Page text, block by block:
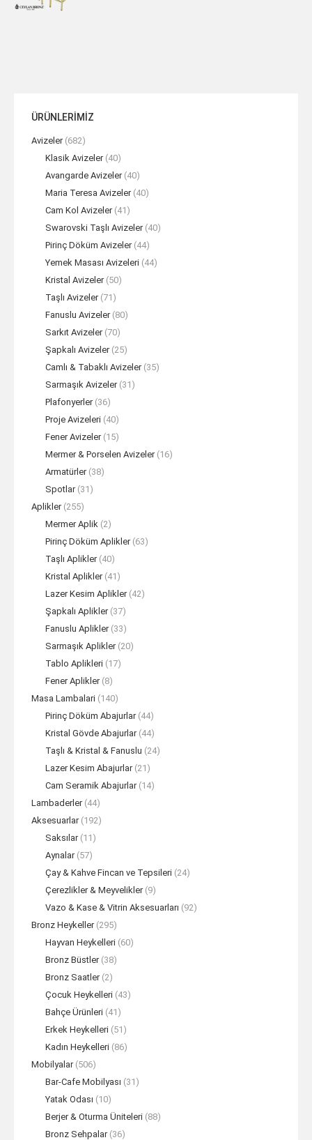
ÜRÜNLERİMİZ
Avizeler (682)
Klasik Avizeler (40)
Avangarde Avizeler (40)
Maria Teresa Avizeler (40)
Cam Kol Avizeler (41)
Swarovski Taşlı Avizeler (40)
Pirinç Döküm Avizeler (44)
Yemek Masası Avizeleri (44)
Kristal Avizeler (50)
Taşlı Avizeler (71)
Fanuslu Avizeler (80)
Sarkıt Avizeler (70)
Şapkalı Avizeler (25)
Camlı & Tabaklı Avizeler (35)
Sarmaşık Avizeler (31)
Plafonyerler (36)
Proje Avizeleri (40)
Fener Avizeler (15)
Mermer & Porselen Avizeler (16)
Armatürler (38)
Spotlar (31)
Aplikler (255)
Mermer Aplik (2)
Pirinç Döküm Aplikler (63)
Taşlı Aplikler (40)
Kristal Aplikler (41)
Lazer Kesim Aplikler (42)
Şapkalı Aplikler (37)
Fanuslu Aplikler (33)
Sarmaşık Aplikler (20)
Tablo Aplikleri (17)
Fener Aplikler (8)
Masa Lambalari (140)
Pirinç Döküm Abajurlar (44)
Kristal Gövde Abajurlar (44)
Taşlı & Kristal & Fanuslu (24)
Lazer Kesim Abajurlar (21)
Cam Seramik Abajurlar (14)
Lambaderler (44)
Aksesuarlar (192)
Saksılar (11)
Aynalar (57)
Çay & Kahve Fincan ve Tepsileri (24)
Çerezlikler & Meyvelikler (9)
Vazo & Kase & Vitrin Aksesuarları (92)
Bronz Heykeller (295)
Hayvan Heykelleri (60)
Bronz Büstler (38)
Bronz Saatler (2)
Çocuk Heykelleri (43)
Bahçe Ürünleri (41)
Erkek Heykelleri (51)
Kadın Heykelleri (86)
Mobilyalar (506)
Bar-Cafe Mobilyası (31)
Yatak Odası (10)
Berjer & Oturma Üniteleri (88)
Bronz Sehpalar (36)